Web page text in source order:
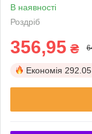
В наявності
Роздріб
356,95 ₴
Економія